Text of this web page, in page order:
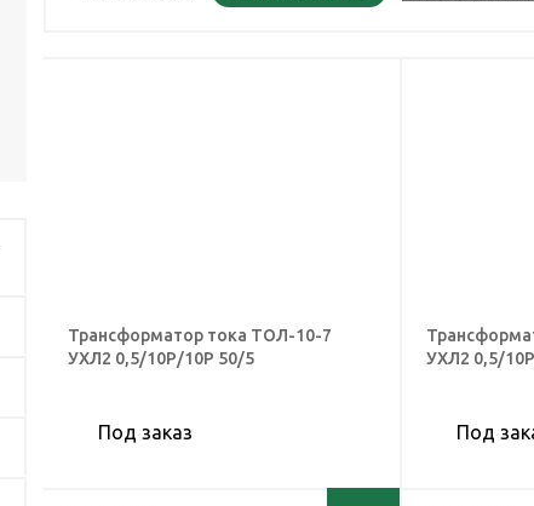
Трансформатор тока ТОЛ-10-7
УХЛ2 0,5/10Р/10Р 50/5
Под заказ
УХЛ2 0,5/
Под